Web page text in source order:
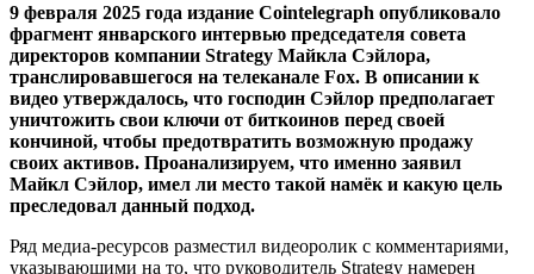
9 февраля 2025 года издание Cointelegraph опубликовало
фрагмент январского интервью председателя совета
директоров компании Strategy Майкла Сэйлора,
транслировавшегося на телеканале Fox. В описании к
видео утверждалось, что господин Сэйлор предполагает
уничтожить свои ключи от биткоинов перед своей
кончиной, чтобы предотвратить возможную продажу
своих активов. Проанализируем, что именно заявил
Майкл Сэйлор, имел ли место такой намёк и какую цель
преследовал данный подход.
Ряд медиа-ресурсов разместил видеоролик с комментариями,
указывающими на то, что руководитель Strategy намерен